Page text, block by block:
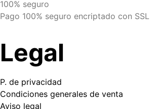
100% seguro
Pago 100% seguro encriptado con SSL
Legal
P. de privacidad
Condiciones generales de venta
Aviso legal